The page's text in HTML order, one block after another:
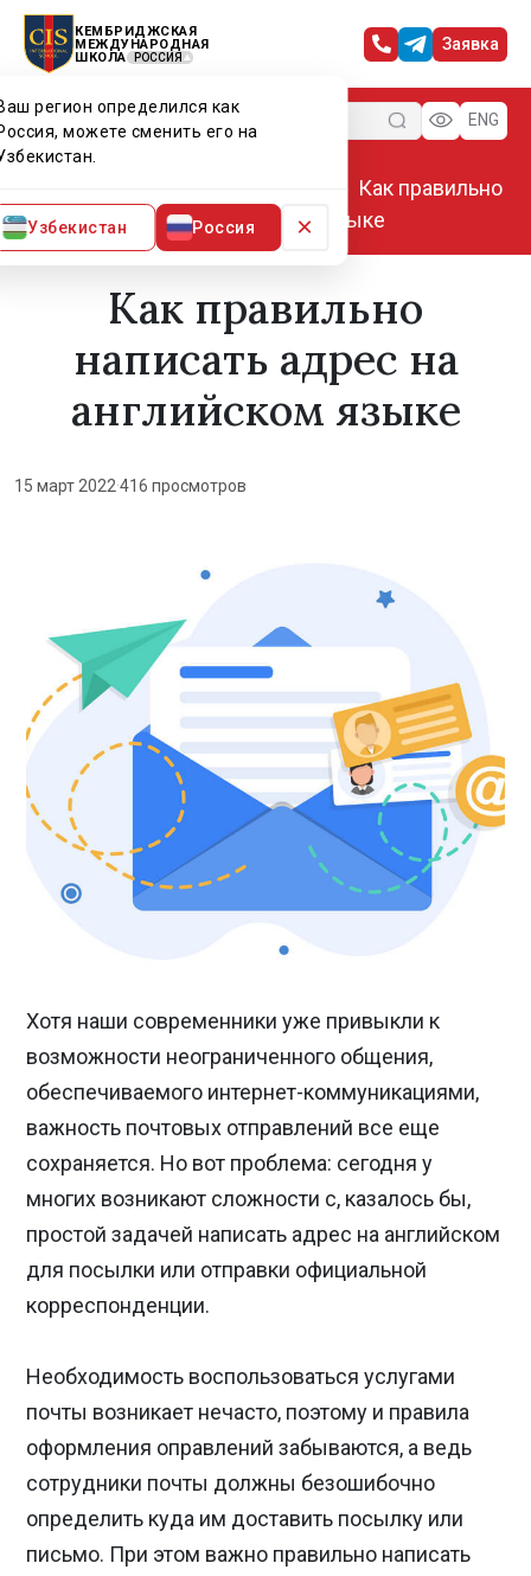
КЕМБРИДЖСКАЯ
МЕЖДУНАРОДНАЯ
ШКОЛА
РОССИЯ
регион определился как
можете сменить его на
Узбекистан Россия ×
Заявка
Меню ENG
Как правильно
написать адрес на английском языке
Как правильно
написать адрес на
английском языке
15 март 2022·416 просмотров
Хотя наши современники уже привыкли к
возможности неограниченного общения,
обеспечиваемого интернет-коммуникациями,
важность почтовых отправлений все еще
сохраняется. Но вот проблема: сегодня у
многих возникают сложности с, казалось бы,
простой задачей написать адрес на английском
для посылки или отправки официальной
корреспонденции.
Необходимость воспользоваться услугами
почты возникает нечасто, поэтому и правила
оформления оправлений забываются, а ведь
сотрудники почты должны безошибочно
определить куда им доставить посылку или
письмо. При этом важно правильно написать